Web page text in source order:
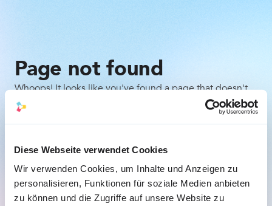
Diese Webseite verwendet Cookies
Wir verwenden Cookies, um Inhalte und Anzeigen zu
personalisieren, Funktionen für soziale Medien anbieten
zu können und die Zugriffe auf unsere Website zu
Page not found
Whoops! It looks like you've found a page that doesn't
exist. Don't worry, it happens to the best of us. Here are
Check the URL for any typos or mistakes.
Go back to the previous page and try to navigate
to the desired content from there.